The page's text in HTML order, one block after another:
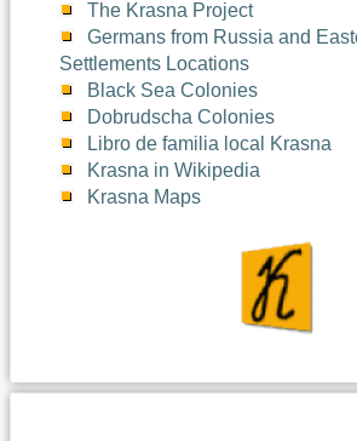
The Krasna Project
Germans from Russia and
Settlements Locations
Black Sea Colonies
Dobrudscha Colonies
Libro de familia local Krasna
Krasna in Wikipedia
Krasna Maps